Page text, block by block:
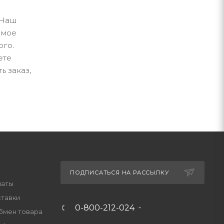
Наш
заказ,
товара
ПОДПИСАТЬСЯ НА РАССЫЛКУ
0-800-212-024